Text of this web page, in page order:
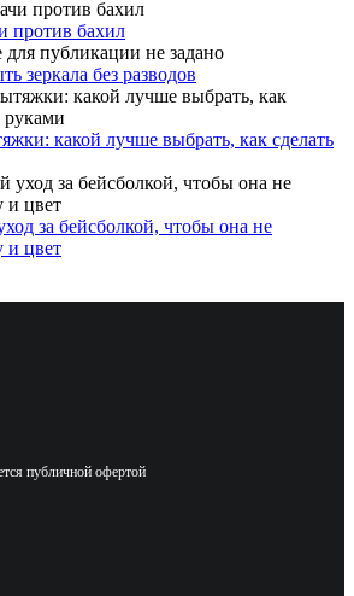
против бахил
зеркала без разводов
какой лучше выбрать, как сделать
за бейсболкой, чтобы она не
и цвет
офертой